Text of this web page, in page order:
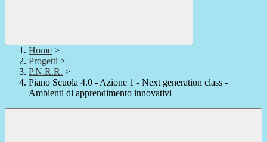
Home >
Progetti >
P.N.R.R. >
Piano Scuola 4.0 - Azione 1 - Next generation class -
Ambienti di apprendimento innovativi